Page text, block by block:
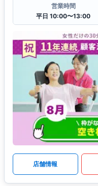
営業時間
平日 10:00〜13:00
店舗情報